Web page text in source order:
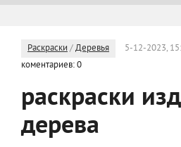
Раскраски /Деревья 5-12-2023,
коментариев: 0
раскраски
дерева